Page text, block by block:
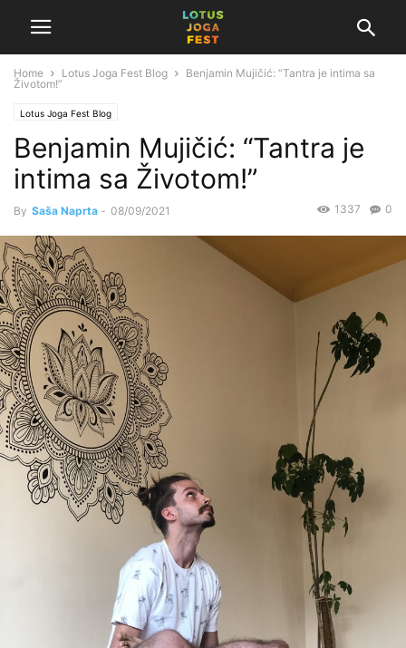
Home Lotus Joga Fest Blog
Benjamin Mujičić: “Tantra je intima sa
Životom!”
Lotus Joga Fest Blog
Benjamin Mujičić: “Tantra je
intima sa Životom!”
By Saša Naprta - 08/09/2021 0
1337